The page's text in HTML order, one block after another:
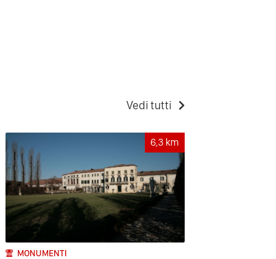
Vedi tutti
6,3 km
MONUMENTI